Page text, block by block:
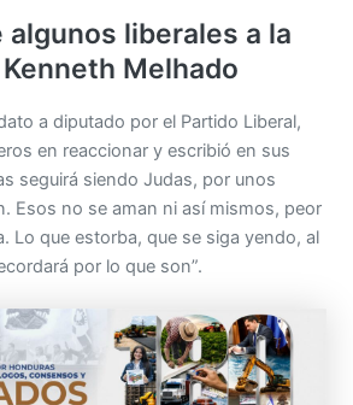
algunos liberales a la
Melhado
a diputado por el Partido Liberal,
en reaccionar y escribió en sus
seguirá siendo Judas, por unos
Esos no se aman ni así mismos, peor
Lo que estorba, que se siga yendo, al
por lo que son”.